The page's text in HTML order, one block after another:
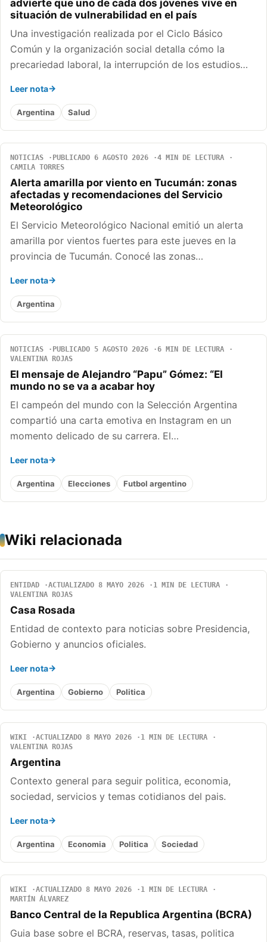
advierte que uno de cada dos jóvenes vive en
situación de vulnerabilidad en el país
Una investigación realizada por el Ciclo Básico
Común y la organización social detalla cómo la
precariedad laboral, la interrupción de los estudios…
Leer nota
Argentina Salud
NOTICIAS PUBLICADO 6 AGOSTO 2026
4 MIN DE LECTURA
CAMILA TORRES
Alerta amarilla por viento en Tucumán: zonas
afectadas y recomendaciones del Servicio
Meteorológico
El Servicio Meteorológico Nacional emitió un alerta
amarilla por vientos fuertes para este jueves en la
provincia de Tucumán. Conocé las zonas…
Leer nota
Argentina
NOTICIAS PUBLICADO 5 AGOSTO 2026
6 MIN DE LECTURA
VALENTINA ROJAS
El mensaje de Alejandro “Papu” Gómez: “El
mundo no se va a acabar hoy
El campeón del mundo con la Selección Argentina
compartió una carta emotiva en Instagram en un
momento delicado de su carrera. El…
Leer nota
Argentina Elecciones Futbol argentino
Wiki relacionada
ENTIDAD ACTUALIZADO 8 MAYO 2026
1 MIN DE LECTURA
VALENTINA ROJAS
Casa Rosada
Entidad de contexto para noticias sobre Presidencia,
Gobierno y anuncios oficiales.
Leer nota
Argentina Gobierno Politica
WIKI ACTUALIZADO 8 MAYO 2026
1 MIN DE LECTURA
VALENTINA ROJAS
Argentina
Contexto general para seguir politica, economia,
sociedad, servicios y temas cotidianos del pais.
Leer nota
Argentina Economia Politica Sociedad
WIKI ACTUALIZADO 8 MAYO 2026
1 MIN DE LECTURA
MARTÍN ÁLVAREZ
Banco Central de la Republica Argentina (BCRA)
Guia base sobre el BCRA, reservas, tasas, politica